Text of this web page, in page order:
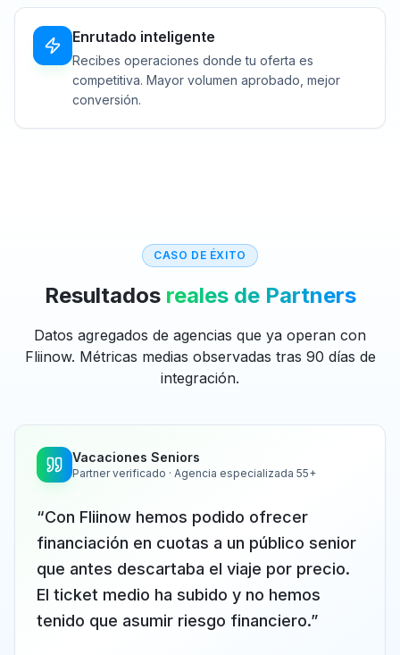
Enrutado inteligente
Recibes operaciones donde tu oferta es
competitiva. Mayor volumen aprobado, mejor
conversión.
CASO DE ÉXITO
Resultados reales de Partners
Datos agregados de agencias que ya operan con
Fliinow. Métricas medias observadas tras 90 días de
integración.
Vacaciones Seniors
Partner verificado · Agencia especializada 55+
“Con Fliinow hemos podido ofrecer
financiación en cuotas a un público senior
que antes descartaba el viaje por precio.
El ticket medio ha subido y no hemos
tenido que asumir riesgo financiero.”